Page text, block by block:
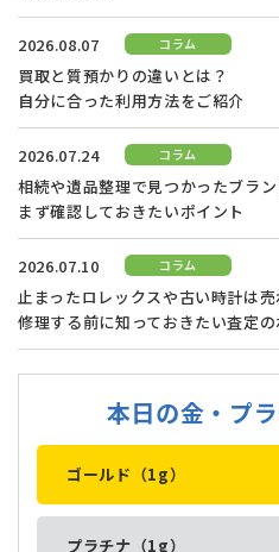
2026.08.07 コラム
買取と質預かりの違いとは？
自分に合った利用方法をご紹介
2026.07.24 コラム
相続や遺品整理で見つかったブラ
まず確認しておきたいポイント
2026.07.10 コラム
止まったロレックスや古い時計は売
修理する前に知っておきたい査定の
本日の金・プ
ゴールド（1g）
プラチナ（1g）